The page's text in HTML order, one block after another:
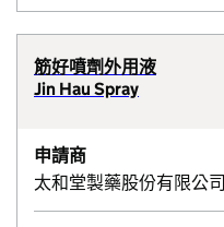
筋好噴劑外用液
Jin Hau Spray
申請商
太和堂製藥股份有限公司